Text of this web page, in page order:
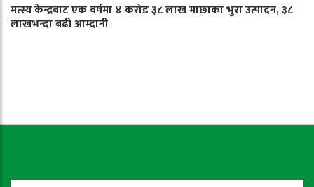
मत्स्य केन्द्रबाट एक वर्षमा ४ करोड ३८ लाख माछाका भुरा उत्पादन, ३८
लाखभन्दा बढी आम्दानी